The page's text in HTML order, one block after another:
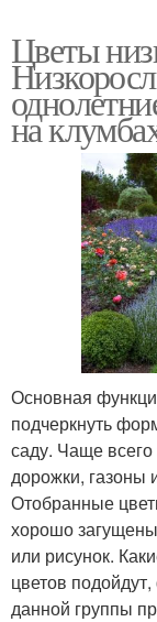
Цветы
на
Основная
подчеркнуть
саду. Чаще всего
дорожки, газоны
Отобранные
хорошо
или рисунок.
цветов
данной группы